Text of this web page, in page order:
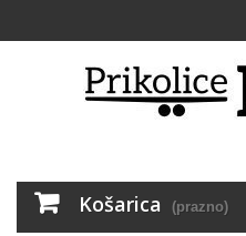
Košarica (prazno)